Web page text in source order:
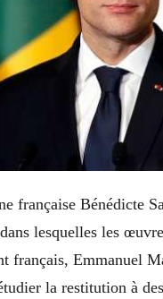
française Bénédicte
lesquelles les
français, Emmanuel
la restitution à